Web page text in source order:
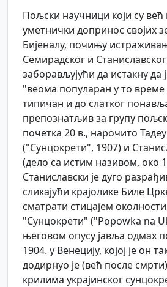
Пољски научници који су
уметнички допринос својих
Бијеналу, почињу
Семирадског и
заборављујући да истакну да
"веома популаран у то време
типичан и до слатког
препознатљив за групу
почетка 20 в., нарочито
("Сунцокрети", 1907) и
(дело са истим називом, око
Станиславски је дуго
сликајући крајолике Биле
сматрати стицајем
"Сунцокрети" ("Popowka na
његовом опусу јавља одмах
1904. у Венецију, којој је он
додирнуо је (већ после
крилима украјинског